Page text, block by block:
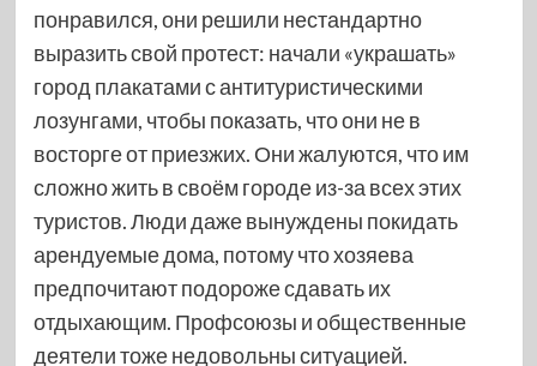
понравился, они решили нестандартно
выразить свой протест: начали «украшать»
город плакатами с антитуристическими
лозунгами, чтобы показать, что они не в
восторге от приезжих. Они жалуются, что им
сложно жить в своём городе из-за всех этих
туристов. Люди даже вынуждены покидать
арендуемые дома, потому что хозяева
предпочитают подороже сдавать их
отдыхающим. Профсоюзы и общественные
деятели тоже недовольны ситуацией.